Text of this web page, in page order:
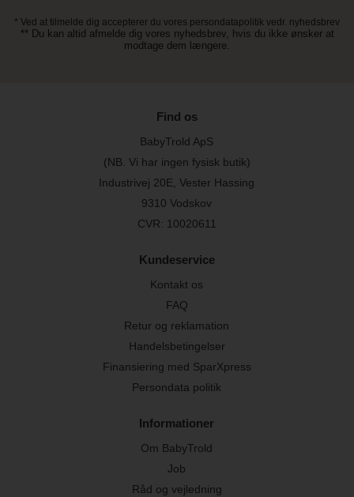
* Ved at tilmelde dig accepterer du vores persondatapolitik vedr. nyhedsbrev
** Du kan altid afmelde dig vores nyhedsbrev, hvis du ikke ønsker at
modtage dem længere.
Find os
BabyTrold ApS
(NB. Vi har ingen fysisk butik)
Industrivej 20E, Vester Hassing
9310 Vodskov
CVR: 10020611
Kundeservice
Kontakt os
FAQ
Retur og reklamation
Handelsbetingelser
Finansiering med SparXpress
Persondata politik
Informationer
Om BabyTrold
Job
Råd og vejledning